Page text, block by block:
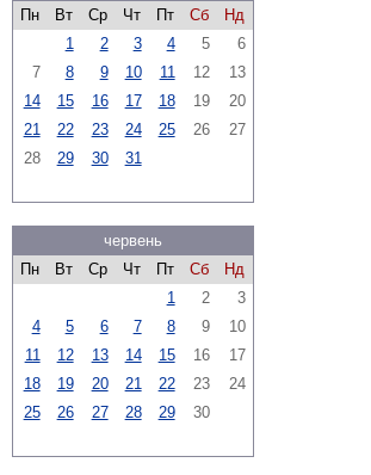
Пн
Вт Ср Чт Пт Сб
Нд
1
2 3 4 5
6
7
8 9 10 11 12
13
14
15 16 17 18 19
20
21
22 23 24 25 26
27
28
29 30 31
червень
Пн
Вт Ср Чт Пт Сб
Нд
1
2
3
4
5 6 7 8 9
10
11
12 13 14 15 16
17
18
19 20 21 22 23
24
25
26 27 28 29 30